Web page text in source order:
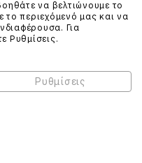
ΜΑΖΙ ΜΑΣ
να βελτιώνουμε το
περιεχόμενό μας και να
Για
Ρυθμίσεις.
Ρυθμίσεις